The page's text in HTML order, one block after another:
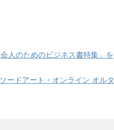
人のためのビジネス書特集」を
ードアート・オンライン オルタ